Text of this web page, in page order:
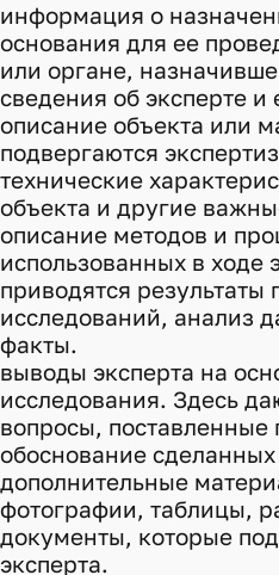
информация о
основания для ее
или органе,
сведения об эксперте
описание объекта или
подвергаются
технические
объекта и другие
описание методов и
использованных в ходе
приводятся результаты
исследований, анализ
факты.
выводы эксперта на
исследования. Здесь
вопросы, поставленные
обоснование
дополнительные
фотографии, таблицы,
документы, которые
эксперта.